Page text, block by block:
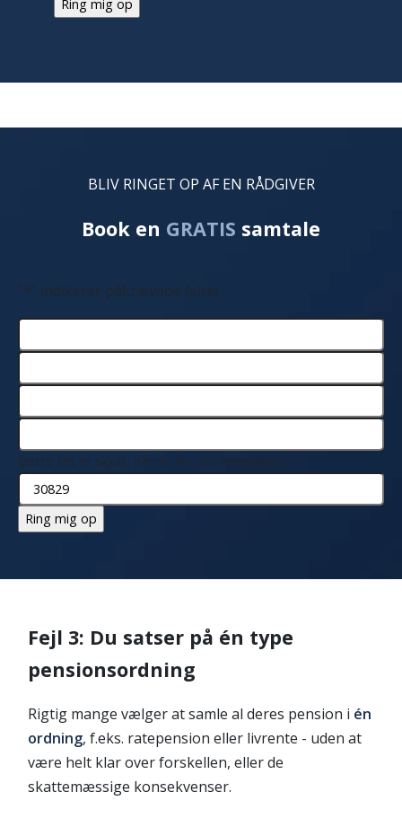
BLIV RINGET OP AF EN RÅDGIVER
Book en GRATIS samtale
"*" indikerer påkrævede felter
Dette felt er skjult, når du får vist formularen
Fejl 3: Du satser på én type
pensionsordning
Rigtig mange vælger at samle al deres pension i én
ordning, f.eks. ratepension eller livrente - uden at
være helt klar over forskellen, eller de
skattemæssige konsekvenser.